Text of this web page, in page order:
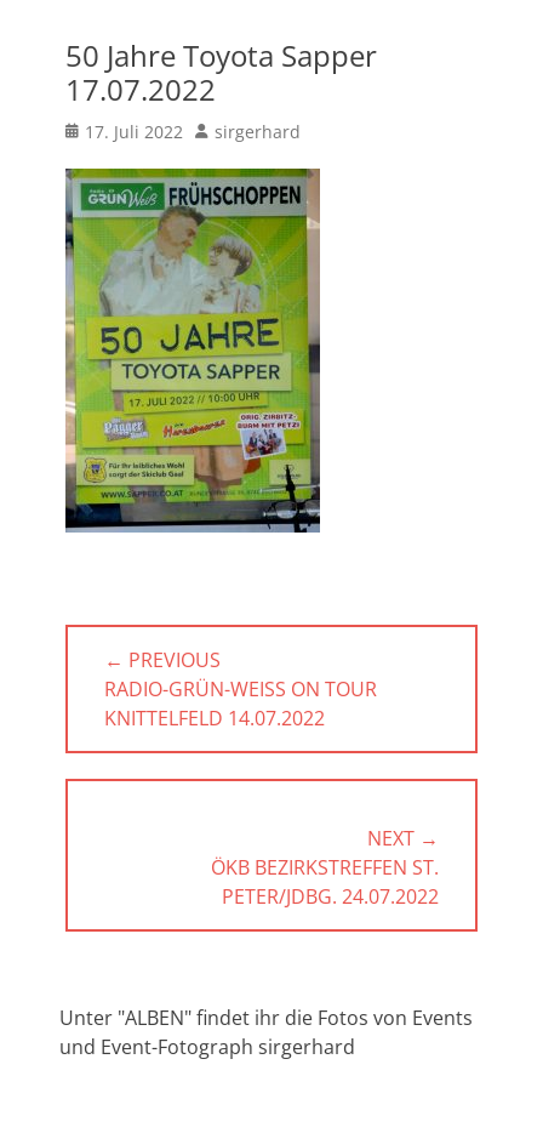
50 Jahre Toyota Sapper
17.07.2022
Posted
17. Juli 2022 Author
sirgerhard
Beitragsnavigation
← PREVIOUS
PREVIOUS
POST:
RADIO-GRÜN-WEISS ON TOUR K
NITTELFELD 14.07.2022
NEXT →
ÖKB BEZIRKSTREFFEN ST.
PETER/JDBG. 24.07.2022
Unter "ALBEN" findet ihr die Fotos von Events
und Event-Fotograph sirgerhard